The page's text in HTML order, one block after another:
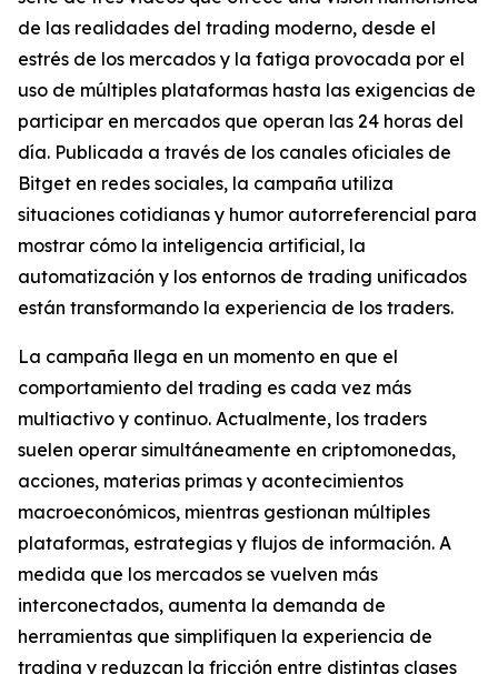
de las realidades del trading moderno, desde el
estrés de los mercados y la fatiga provocada por el
uso de múltiples plataformas hasta las exigencias de
participar en mercados que operan las 24 horas del
día. Publicada a través de los canales oficiales de
Bitget en redes sociales, la campaña utiliza
situaciones cotidianas y humor autorreferencial para
mostrar cómo la inteligencia artificial, la
automatización y los entornos de trading unificados
están transformando la experiencia de los traders.
La campaña llega en un momento en que el
comportamiento del trading es cada vez más
multiactivo y continuo. Actualmente, los traders
suelen operar simultáneamente en criptomonedas,
acciones, materias primas y acontecimientos
macroeconómicos, mientras gestionan múltiples
plataformas, estrategias y flujos de información. A
medida que los mercados se vuelven más
interconectados, aumenta la demanda de
herramientas que simplifiquen la experiencia de
trading y reduzcan la fricción entre distintas clases